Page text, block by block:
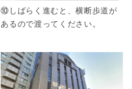
⑩しばらく進むと、横断歩道が
あるので渡ってください。